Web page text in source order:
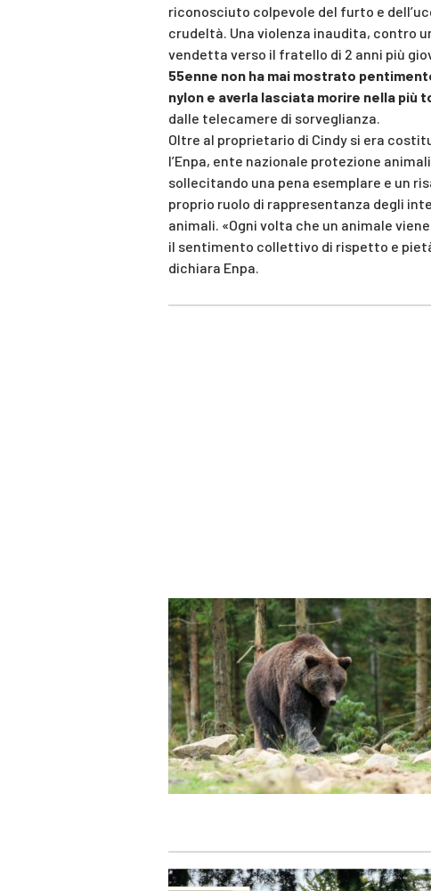
riconosciuto colpevole del furto e
crudeltà. Una violenza inaudita, contro
vendetta verso il fratello di 2 anni più
55enne non ha mai mostrato
nylon e averla lasciata morire nella più
dalle telecamere di sorveglianza.
Oltre al proprietario di Cindy si era
l’Enpa, ente nazionale protezione
sollecitando una pena esemplare e un
proprio ruolo di rappresentanza degli
animali. «Ogni volta che un animale
il sentimento collettivo di rispetto e
dichiara Enpa.